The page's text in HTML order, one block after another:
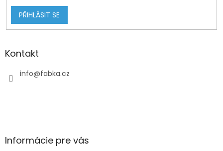
PŘIHLÁSIT SE
Kontakt
info@fabka.cz
Informácie pre vás